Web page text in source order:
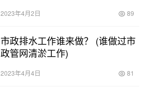
2023年4月2日 89
市政排水工作谁来做？ (谁做过市
政管网清淤工作)
2023年4月4日 81